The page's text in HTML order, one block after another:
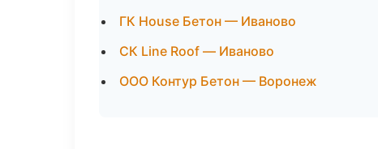
ГК House Бетон — Иваново
СК Line Roof — Иваново
ООО Контур Бетон — Воронеж